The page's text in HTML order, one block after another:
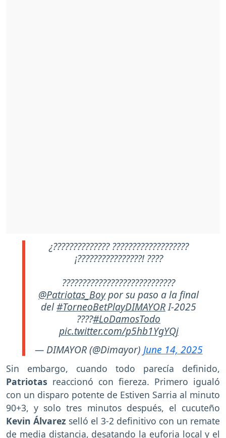
¿?????????????? ???????????????????
¡????????????????! ????
????????????????????????????
@Patriotas_Boypor su paso a la final
del#TorneoBetPlayDIMAYORI-2025
????#LoDamosTodo
pic.twitter.com/p5hb1YgYQj
— DIMAYOR (@Dimayor) June 14, 2025
Sin embargo, cuando todo parecía definido,
Patriotas reaccionó con fiereza. Primero igualó
con un disparo potente de Estiven Sarria al minuto
90+3, y solo tres minutos después, el cucuteño
Kevin Álvarez selló el 3-2 definitivo con un remate
de media distancia, desatando la euforia local y el